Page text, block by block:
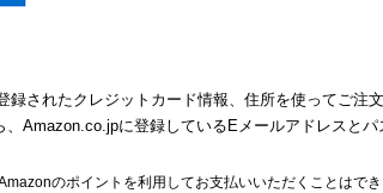
されたクレジットカード情報、住所を使ってご注
、Amazon.co.jpに登録しているEメールアドレスと
のポイントを利用してお支払いいただくことはでき